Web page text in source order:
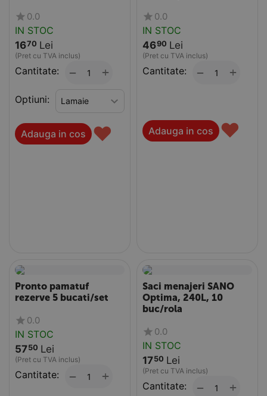
0.0
IN STOC
1670 Lei
(Pret cu TVA inclus)
Cantitate: +
−
Optiuni:
Adauga in cos ♥
0.0
IN STOC
4690 Lei
(Pret cu TVA inclus)
Cantitate: +
−
Adauga in cos ♥
Pronto pamatuf
rezerve 5 bucati/set
0.0
IN STOC
5750 Lei
(Pret cu TVA inclus)
Cantitate: +
−
Saci menajeri SANO
Optima, 240L, 10
buc/rola
0.0
IN STOC
1750 Lei
(Pret cu TVA inclus)
Cantitate: +
−